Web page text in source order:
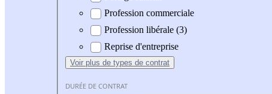
Profession commerciale
Profession libérale (3)
Reprise d'entreprise
Voir plus de types de contrat
DURÉE DE CONTRAT